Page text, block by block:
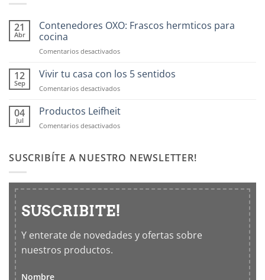
21
Abr
Contenedores OXO: Frascos hermticos para
cocina
Comentarios desactivadosen
OXO:
hermticos
cocina
12
Sep
Vivir tu casa con los 5 sentidos
Comentarios desactivadosen
tu
con
sentidos
04
Jul
Productos Leifheit
Comentarios desactivadosen
SUSCRIBÍTE A NUESTRO NEWSLETTER!
SUSCRIBITE!
Y enterate de novedades y ofertas sobre
nuestros productos.
Nombre